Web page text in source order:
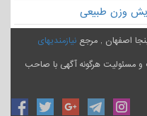
وزن طبیعی
اصفهان , مرجع نیازمندیهای
و مسئولیت هرگونه آگهی با صاحب